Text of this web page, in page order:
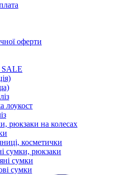
оферти
лоукост
рюкзаки на колесах
косметички
сумки, рюкзаки
сумки
сумки